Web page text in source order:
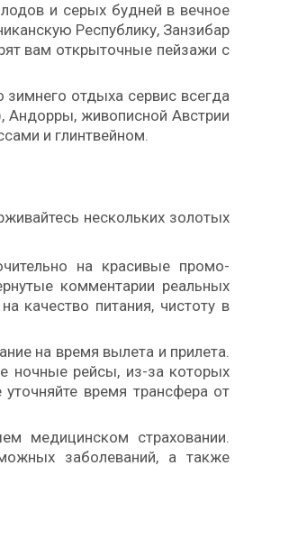
и серых будней в вечное
Республику, Занзибар
вам открыточные пейзажи с
отдыха сервис всегда
Андорры, живописной Австрии
и глинтвейном.
нескольких золотых
на красивые промо-
комментарии реальных
качество питания, чистоту в
на время вылета и прилета.
ночные рейсы, из-за которых
время трансфера от
медицинском страховании.
заболеваний, а также